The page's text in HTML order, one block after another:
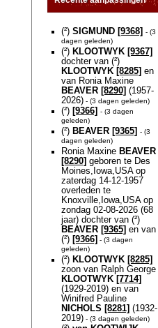
(²) SIGMUND [9368] - (3
dagen geleden)
(²) KLOOTWYK [9367]
dochter van (²)
KLOOTWYK [8285] en
van Ronia Maxine
BEAVER [8290] (1957-
2026)- (3 dagen geleden)
(²) [9366] - (3 dagen
geleden)
(²) BEAVER [9365] - (3
dagen geleden)
Ronia Maxine BEAVER
[8290] geboren te Des
Moines,Iowa,USA op
zaterdag 14-12-1957
overleden te
Knoxville,Iowa,USA op
zondag 02-08-2026 (68
jaar) dochter van (²)
BEAVER [9365] en van
(²) [9366] - (3 dagen
geleden)
(²) KLOOTWYK [8285]
zoon van Ralph George
KLOOTWYK [7714]
(1929-2019) en van
Winifred Pauline
NICHOLS [8281] (1932-
2019)- (3 dagen geleden)